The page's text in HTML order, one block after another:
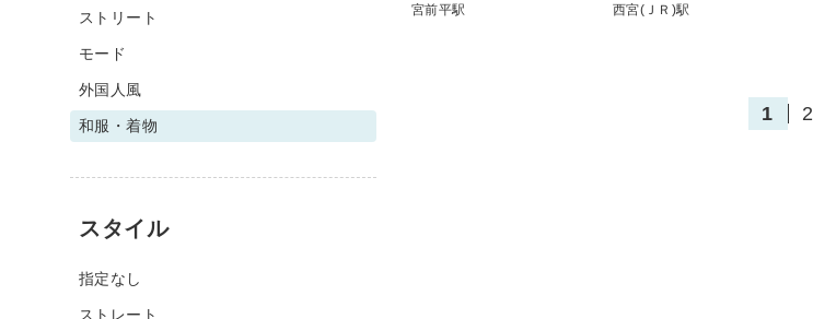
宮前平駅 西宮(ＪＲ)駅
1 2
ストリート
モード
外国人風
和服・着物
スタイル
指定なし
ストレート